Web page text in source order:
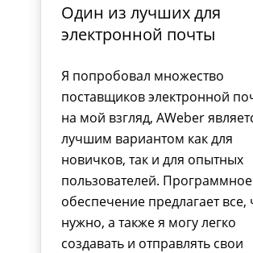
Один из лучших для
электронной почты
Я попробовал множество
поставщиков электронной
на мой взгляд, AWeber
лучшим вариантом как для
новичков, так и для опытных
пользователей. Программное
обеспечение предлагает все,
нужно, а также я могу легко
создавать и отправлять свои